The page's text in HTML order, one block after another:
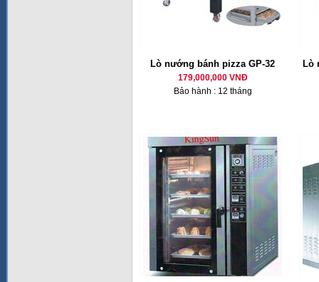
Lò nướng bánh pizza GP-32
179,000,000 VNĐ
Bảo hành : 12 tháng
Lò